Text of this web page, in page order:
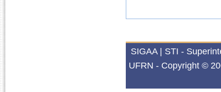
SIGAA | STI -
UFRN - Copyright ©